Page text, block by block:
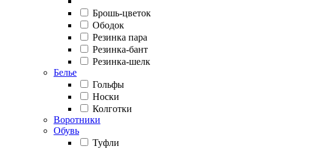
Брошь-цветок
Ободок
Резинка пара
Резинка-бант
Резинка-шелк
Белье
Гольфы
Носки
Колготки
Воротники
Обувь
Туфли